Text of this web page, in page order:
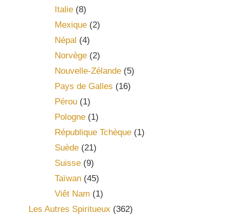
Italie(8)
Mexique(2)
Népal (4)
Norvège(2)
Nouvelle-Zélande(5)
Pays de Galles (16)
Pérou(1)
Pologne(1)
République Tchèque(1)
Suède(21)
Suisse(9)
Taïwan(45)
Viêt Nam (1)
Les Autres Spiritueux (362)